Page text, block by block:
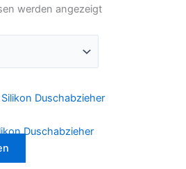
werden angezeigt
Duschabzieher